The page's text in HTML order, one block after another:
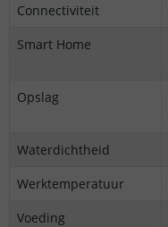
Connectiviteit
Smart Home
Opslag
Waterdichtheid
Werktemperatuur
Voeding